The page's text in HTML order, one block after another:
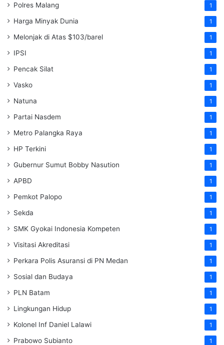
Polres Malang 1
Harga Minyak Dunia 1
Melonjak di Atas $103/barel 1
IPSI 1
Pencak Silat 1
Vasko 1
Natuna 1
Partai Nasdem 1
Metro Palangka Raya 1
HP Terkini 1
Gubernur Sumut Bobby Nasution 1
APBD 1
Pemkot Palopo 1
Sekda 1
SMK Gyokai Indonesia Kompeten 1
Visitasi Akreditasi 1
Perkara Polis Asuransi di PN Medan 1
Sosial dan Budaya 1
PLN Batam 1
Lingkungan Hidup 1
Kolonel Inf Daniel Lalawi 1
Prabowo Subianto 1